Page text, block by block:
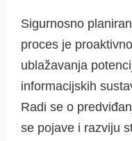
Sigurnosno
proces je
ublažavanja
informacijskih
Radi se o
se pojave i razviju